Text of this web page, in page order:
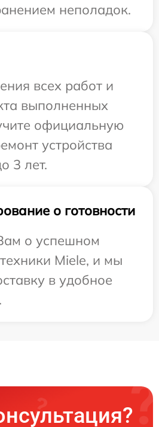
неполадок.
всех работ и
выполненных
официальную
устройства
3 лет.
о готовности
о успешном
Miele, и мы
в удобное